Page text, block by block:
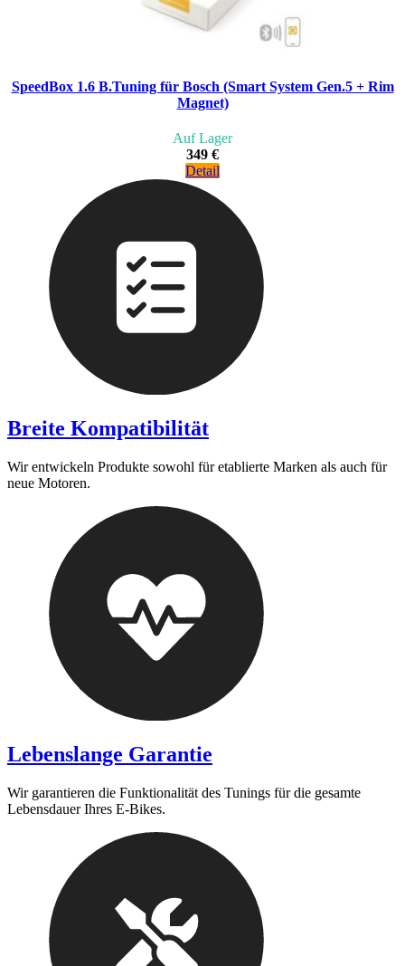
SpeedBox 1.6 B.Tuning für Bosch (Smart System Gen.5 + Rim
Magnet)
Auf Lager
349 €
Detail
Breite Kompatibilität
Wir entwickeln Produkte sowohl für etablierte Marken als auch für
neue Motoren.
Lebenslange Garantie
Wir garantieren die Funktionalität des Tunings für die gesamte
Lebensdauer Ihres E-Bikes.